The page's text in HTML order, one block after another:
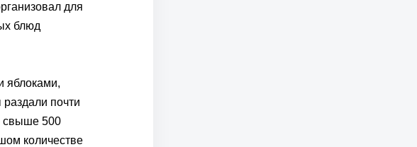
для
блюд
яблоками,
почти
свыше 500
количестве